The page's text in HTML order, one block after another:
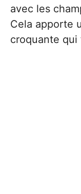
avec les
Cela apporte
croquante